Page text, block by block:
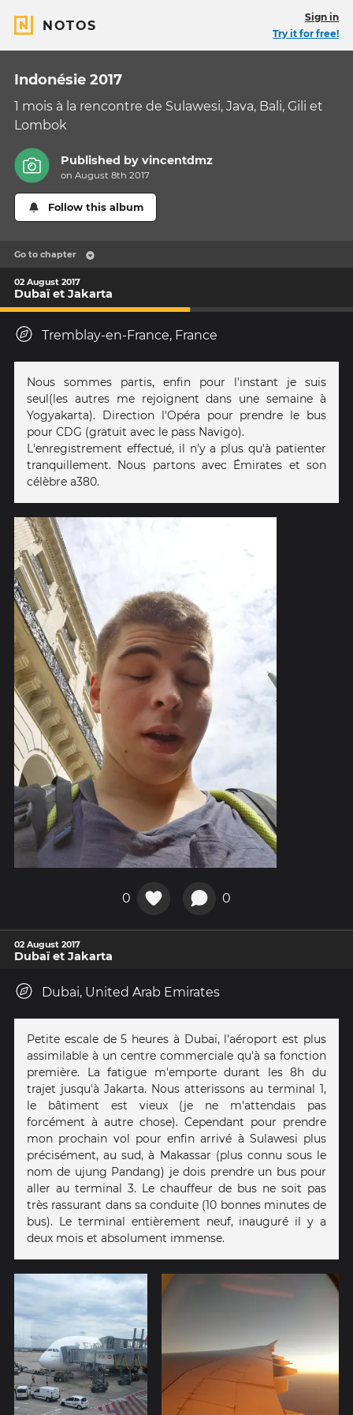
NOTOS
Sign in
Try it for free!
Indonésie 2017
1 mois à la rencontre de Sulawesi, Java, Bali, Gili et
Lombok
Published byvincentdmz
on August 8th 2017
Follow this album
Go to chapter
02 August 2017
Dubaï et Jakarta
Tremblay-en-France, France
Nous sommes partis, enfin pour l'instant je suis
seul(les autres me rejoignent dans une semaine à
Yogyakarta). Direction l'Opéra pour prendre le bus
pour CDG (gratuit avec le pass Navigo).
L'enregistrement effectué, il n'y a plus qu'à patienter
tranquillement. Nous partons avec Émirates et son
célèbre a380.
0 0
02 August 2017
Dubaï et Jakarta
Dubai, United Arab Emirates
Petite escale de 5 heures à Dubaï, l'aéroport est plus
assimilable à un centre commerciale qu'à sa fonction
première. La fatigue m'emporte durant les 8h du
trajet jusqu'à Jakarta. Nous atterissons au terminal 1,
le bâtiment est vieux (je ne m'attendais pas
forcément à autre chose). Cependant pour prendre
mon prochain vol pour enfin arrivé à Sulawesi plus
précisément, au sud, à Makassar (plus connu sous le
nom de ujung Pandang) je dois prendre un bus pour
aller au terminal 3. Le chauffeur de bus ne soit pas
très rassurant dans sa conduite (10 bonnes minutes de
bus). Le terminal entièrement neuf, inauguré il y a
deux mois et absolument immense.